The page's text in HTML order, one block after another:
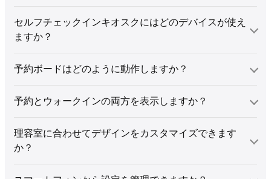
セルフチェックインキオスクにはどのデバイスが使え
ますか？
予約ボードはどのように動作しますか？
予約とウォークインの両方を表示しますか？
理容室に合わせてデザインをカスタマイズできます
か？